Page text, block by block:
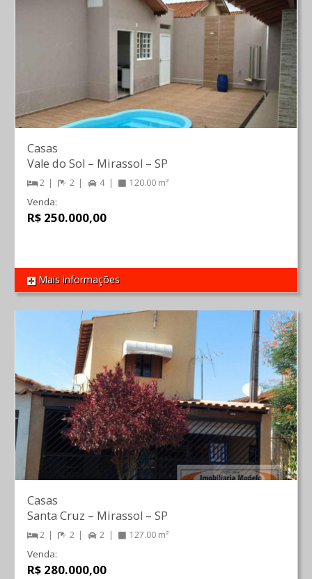
REF 1651
Casas
Vale do Sol – Mirassol – SP
2 2 4 120.00 m²
Venda:
R$ 250.000,00
Mais informações
Casas
Santa Cruz – Mirassol – SP
2 2 2 127.00 m²
Venda:
R$ 280.000,00